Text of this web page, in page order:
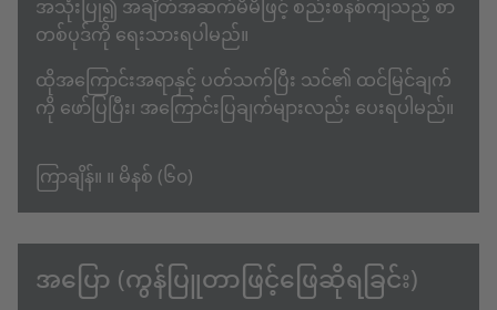
အသုံးပြု၍ အချိတ်အဆက်မိမိဖြင့် စည်းစနစ်ကျသည့် စာ
တစ်ပုဒ်ကို ရေးသားရပါမည်။
ထိုအကြောင်းအရာနှင့် ပတ်သက်ပြီး သင်၏ ထင်မြင်ချက်
ကို ဖော်ပြပြီး၊ အကြောင်းပြချက်များလည်း ပေးရပါမည်။
ကြာချိန်။ ။ မိနစ် (၆၀)
အပြော (ကွန်ပြူတာဖြင့်ဖြေဆိုရခြင်း)